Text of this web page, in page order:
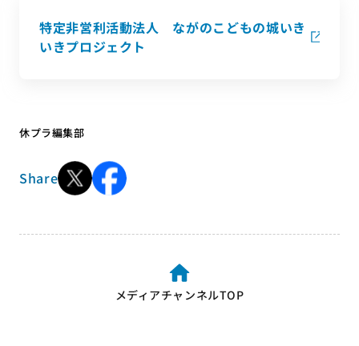
特定非営利活動法人 ながのこどもの城いき
いきプロジェクト
休プラ編集部
Share
メディアチャンネルTOP